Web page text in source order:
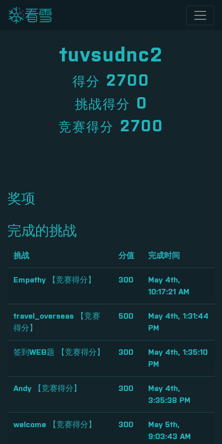
tuvsudnc2
得分 2700
挑战得分 0
竞赛得分 2700
奖项
完成的挑战
挑战 分值 完成时间
Empathy 【竞赛得分】 300
May 4th,
10:17:21 AM
travel_overseas 【竞赛
得分】
500
May 4th, 1:31:44
PM
签到WEB题 【竞赛得分】 300
May 4th, 1:35:10
PM
Andy 【竞赛得分】 300
May 4th,
3:35:38 PM
welcome 【竞赛得分】 300
May 5th,
9:03:43 AM